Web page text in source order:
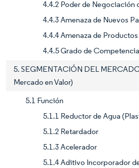
4.4.2 Poder de Negociación
4.4.3 Amenaza de Nuevos
4.4.4 Amenaza de
4.4.5 Grado de Competencia
5. SEGMENTACIÓN DEL
Mercado en Valor)
5.1 Función
5.1.1 Reductor de Agua
5.1.2 Retardador
5.1.3 Acelerador
5.1.4 Aditivo Incorporador